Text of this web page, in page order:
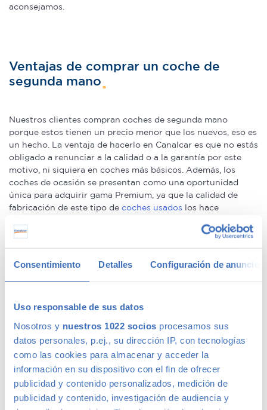
Consentimiento Detalles Configuración de anuncios
Uso responsable de sus datos
Nosotros y nuestros 1022 socios procesamos sus
datos personales, p.ej., su dirección IP, con tecnologías
como las cookies para almacenar y acceder la
información en su dispositivo con el fin de ofrecer
publicidad y contenido personalizados, medición de
publicidad y contenido, investigación de audiencia y
aconsejamos.
Ventajas de comprar un coche de
segunda mano
Nuestros clientes compran coches de segunda mano
porque estos tienen un precio menor que los nuevos, eso es
un hecho. La ventaja de hacerlo en Canalcar es que no estás
obligado a renunciar a la calidad o a la garantía por este
motivo, ni siquiera en coches más básicos. Además, los
coches de ocasión se presentan como una oportunidad
única para adquirir gama Premium, ya que la calidad de
fabricación de este tipo de coches usados los hace
compra de un coche prácticamente nuevo a un precio
We speak fluently english!. Buy
second hand cars in Madrid
Ofertas en coches de segunda mano
Tenemoscoches con descuentosde hasta 6.000€ en gama
Premium y 1.000€ en gama media. Todos nuestros coches
de segunda mano tienen precios fijos, pero siempre podrás
encontrar descuentos de los que beneficiarte. Ven a vernos
y pregúntanos por nuestras ofertas, las acompañaremos de
condiciones de pago excepcionales, adaptándonos a tus